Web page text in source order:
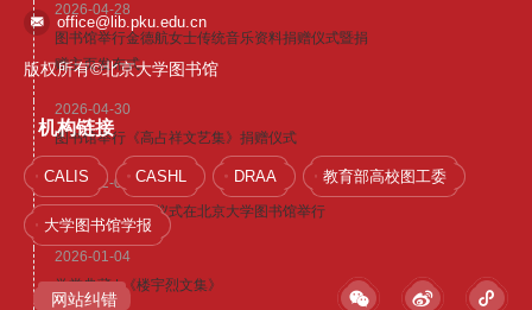
2026-04-28
图书馆举行金德航女士传统音乐资料捐赠仪式暨捐
赠主页发布式
2026-04-30
图书馆举行《高占祥文艺集》捐赠仪式
2025-12-08
董学敏藏书捐赠仪式在北京大学图书馆举行
2026-01-04
学堂典藏 | 《楼宇烈文集》
office@lib.pku.edu.cn
版权所有©北京大学图书馆
机构链接
CALIS CASHL DRAA 教育部高校图工委
大学图书馆学报
网站纠错